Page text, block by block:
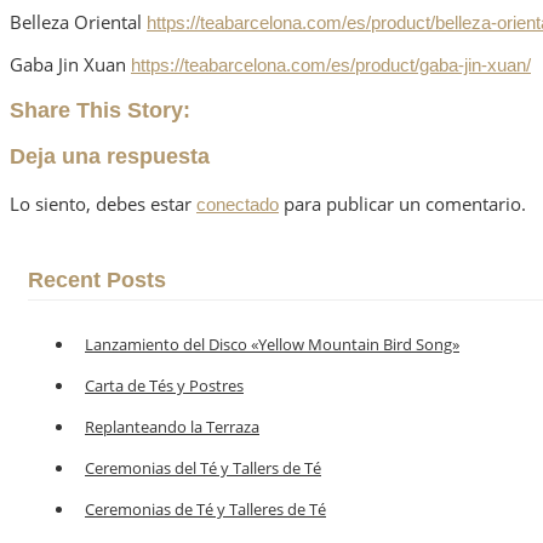
Belleza Oriental https://teabarcelona.com/es/product/belleza-
Gaba Jin Xuan https://teabarcelona.com/es/product/gaba-jin-xuan/
Share This Story:
Deja una respuesta
Lo siento, debes estar conectado para publicar un comentario.
Recent Posts
Lanzamiento del Disco «Yellow Mountain Bird Song»
Carta de Tés y Postres
Replanteando la Terraza
Ceremonias del Té y Tallers de Té
Ceremonias de Té y Talleres de Té